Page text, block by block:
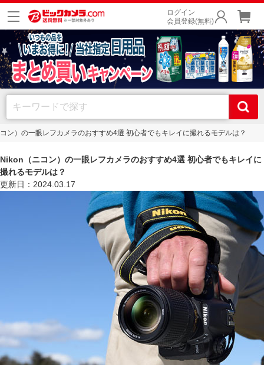
ログイン
会員登録(無料)
ン）の一眼レフカメラのおすすめ4選 初心者でもキレイに撮れるモデルは？
Nikon（ニコン）の一眼レフカメラのおすすめ4選 初心者でもキレイに
撮れるモデルは？
更新日：2024.03.17